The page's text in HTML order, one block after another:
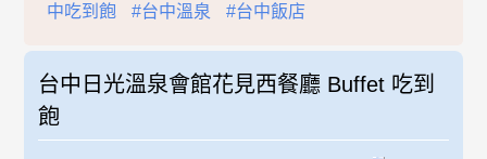
中吃到飽
#台中溫泉 #台中飯店
台中日光溫泉會館花見西餐廳 Buffet 吃到
飽